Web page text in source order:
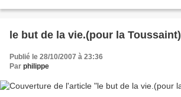
le but de la vie.(pour la Toussaint)
Publié le 28/10/2007 à 23:36
Par philippe